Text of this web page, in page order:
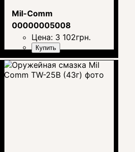
Mil-Comm
00000005008
Цена: 3 102грн.
Купить